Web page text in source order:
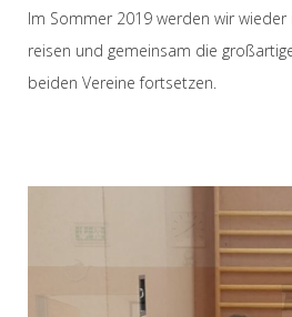
Im Sommer 2019 werden wir wieder
reisen und gemeinsam die
beiden Vereine fortsetzen.